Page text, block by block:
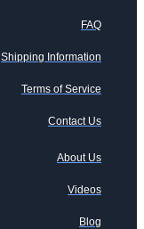
FAQ
Shipping Information
Terms of Service
Contact Us
About Us
Videos
Blog